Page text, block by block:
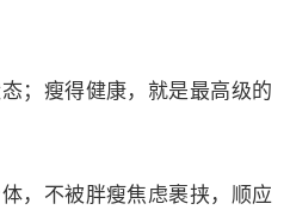
；瘦得健康，就是最高级的
，不被胖瘦焦虑裹挟，顺应